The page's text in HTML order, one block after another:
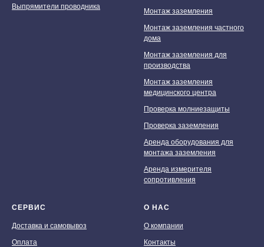
Выпрямители проводника
Монтаж заземления
Монтаж заземления частного
дома
Монтаж заземления для
производства
Монтаж заземления
медицинского центра
Проверка молниезащиты
Проверка заземления
Аренда оборудования для
монтажа заземления
Аренда измерителя
сопротивления
СЕРВИС
Доставка и самовывоз
Оплата
О НАС
О компании
Контакты